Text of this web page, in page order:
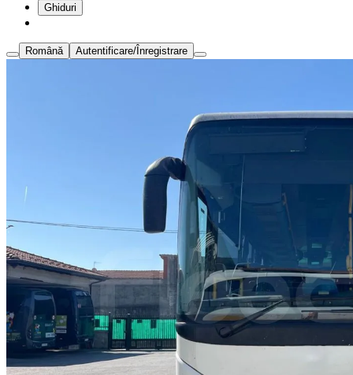
Ghiduri
Română Autentificare/Înregistrare